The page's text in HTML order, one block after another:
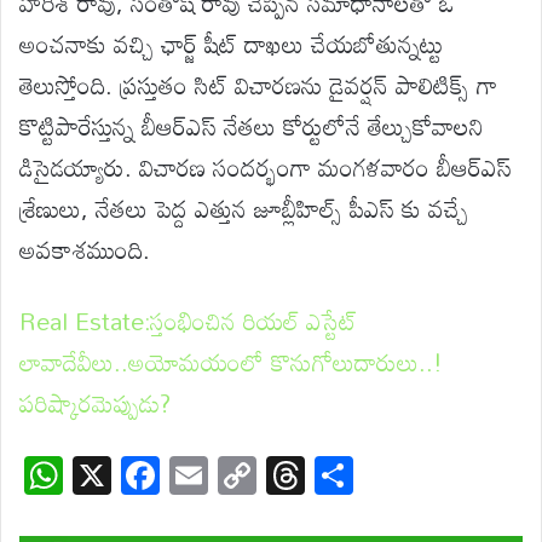
అంచనాకు వచ్చి ఛార్జ్ షీట్ దాఖలు చేయబోతున్నట్టు
తెలుస్తోంది. ప్రస్తుతం సిట్ విచారణను డైవర్షన్ పాలిటిక్స్ గా
కొట్టిపారేస్తున్న బీఆర్ఎస్ నేతలు కోర్టులోనే తేల్చుకోవాలని
డిసైడయ్యారు. విచారణ సందర్భంగా మంగళవారం బీఆర్ఎస్
శ్రేణులు, నేతలు పెద్ద ఎత్తున జూబ్లీహిల్స్ పీఎస్ కు వచ్చే
అవకాశముంది.
Real Estate:స్తంభించిన రియల్ ఎస్టేట్
లావాదేవీలు..అయోమయంలో కొనుగోలుదారులు..!
పరిష్కారమెప్పుడు?
W
h
X F
ac
E
m
C
o
T
hr